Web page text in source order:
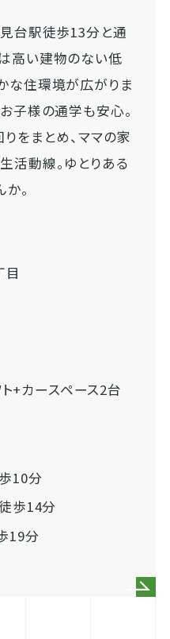
台駅徒歩13分と通
高い建物のない低
な住環境が広がりま
子様の通学も安心。
をまとめ、ママの家
活動線。ゆとりある
。
目
+カースペース2台
10分
歩14分
19分